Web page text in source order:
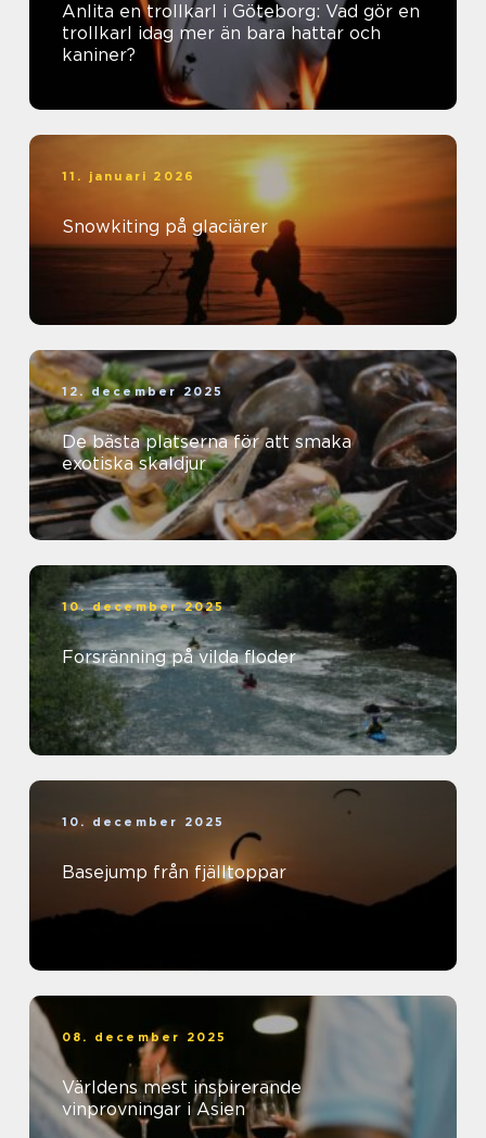
Anlita en trollkarl i Göteborg: Vad gör en
trollkarl idag mer än bara hattar och
kaniner?
11. januari 2026
Snowkiting på glaciärer
12. december 2025
De bästa platserna för att smaka
exotiska skaldjur
10. december 2025
Forsränning på vilda floder
10. december 2025
Basejump från fjälltoppar
08. december 2025
Världens mest inspirerande
vinprovningar i Asien